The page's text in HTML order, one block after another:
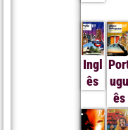
Ingl
ês
ugu
ês